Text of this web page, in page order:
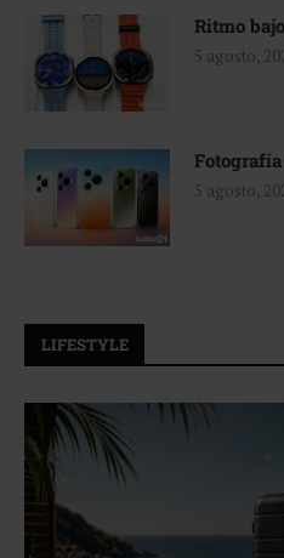
Ritmo
5 agosto,
5 agosto,
LIFESTYLE